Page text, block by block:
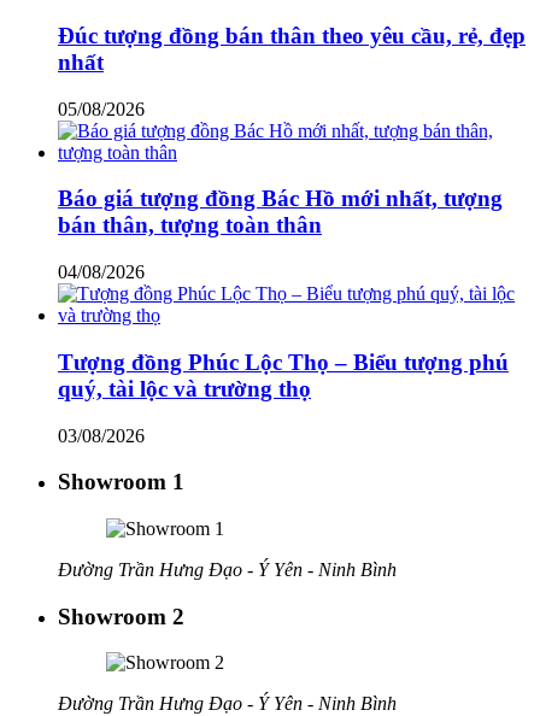
Đúc tượng đồng bán thân theo yêu cầu, rẻ, đẹp
nhất
05/08/2026
Báo giá tượng đồng Bác Hồ mới nhất, tượng
bán thân, tượng toàn thân
04/08/2026
Tượng đồng Phúc Lộc Thọ – Biểu tượng phú
quý, tài lộc và trường thọ
03/08/2026
Showroom 1
Đường Trần Hưng Đạo - Ý Yên - Ninh Bình
Showroom 2
Đường Trần Hưng Đạo - Ý Yên - Ninh Bình